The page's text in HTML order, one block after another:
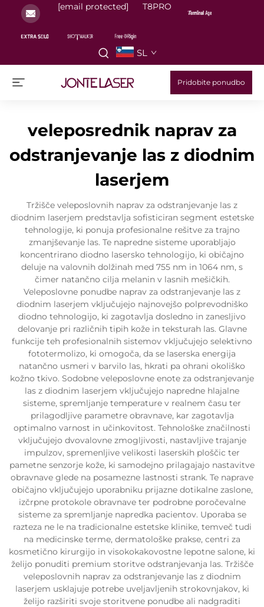
[email protected] T8PRO
SL
Pridobite ponudbo
veleposrednik naprav za
odstranjevanje las z diodnim
laserjem
Tržišče veleposlovnih naprav za odstranjevanje las z
diodnim laserjem predstavlja sofisticiran segment estetske
tehnologije, ki ponuja profesionalne rešitve za trajno
zmanjševanje las. Te napredne sisteme uporabljajo
koncentrirano diodno lasersko tehnologijo, ki običajno
deluje na valovnih dolžinah med 755 nm in 1064 nm, s
čimer natančno cilja melanin v lasnih mešičkih.
Veleposlovne ponudbe naprav za odstranjevanje las z
diodnim laserjem vključujejo najnovejšo polprevodniško
diodno tehnologijo, ki zagotavlja dosledno in zanesljivo
delovanje pri različnih tipih kože in teksturah las. Glavne
funkcije teh profesionalnih sistemov vključujejo selektivno
fototermolizo, ki omogoča, da se laserska energija
natančno usmeri v barvilo las, hkrati pa ohrani okoliško
kožno tkivo. Sodobne veleposlovne enote za odstranjevanje
las z diodnim laserjem vključujejo napredne hlajalne
sisteme, spremljanje temperature v realnem času ter
prilagodljive parametre obravnave, kar zagotavlja
optimalno varnost in učinkovitost. Tehnološke značilnosti
vključujejo dvovalovne zmogljivosti, nastavljive trajanje
impulzov, spremenljive velikosti laserskih ploščic ter
pametne senzorje kože, ki samodejno prilagajajo nastavitve
obravnave glede na posamezne lastnosti strank. Te naprave
običajno vključujejo uporabniku prijazne dotikalne zaslone,
izčrpne protokole obravnave ter podrobne poročevalne
sisteme za spremljanje napredka pacientov. Uporaba se
razteza ne le na tradicionalne estetske klinike, temveč tudi
na medicinske terme, dermatološke prakse, centri za
kosmetično kirurgijo in visokokakovostne lepotne salone, ki
želijo ponuditi premium storitve odstranjevanja las. Tržišče
veleposlovnih naprav za odstranjevanje las z diodnim
laserjem usklajuje potrebe uveljavljenih strokovnjakov, ki
želijo razširiti svoje storitvene ponudbe ali nadgraditi